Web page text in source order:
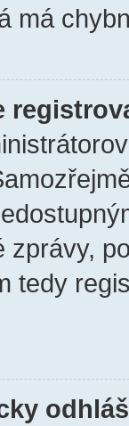
má
zprávy,
tedy